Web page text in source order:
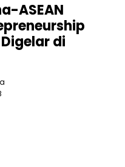
ASEAN
di